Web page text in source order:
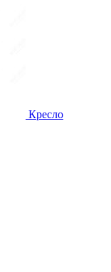
Кресло